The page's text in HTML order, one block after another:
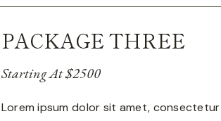
PACKAGE THREE
Starting At $2500
Lorem ipsum dolor sit amet,